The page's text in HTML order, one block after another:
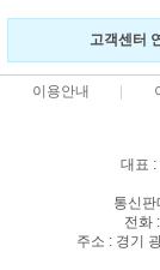
고객센터
이용안내
대표 :
통신
전화
주소 : 경기